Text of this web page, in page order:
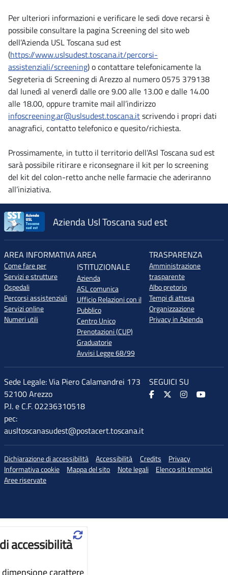
Per ulteriori informazioni e verificare le sedi dove recarsi è
possibile consultare la pagina Screening del sito web
dell’Azienda USL Toscana sud est
(https://www.uslsudest.toscana.it/percorsi-
assistenziali/screening) o contattare telefonicamente la
Segreteria di Screening di Arezzo al numero 0575 379138
dal lunedì al venerdì dalle ore 9.00 alle 13.00 e dalle 14.00
alle 18.00, oppure tramite mail all’indirizzo
infoscreening.ar@uslsudest.toscana.itscrivendo i propri dati
anagrafici, contatto telefonico e quesito/richiesta.
Prossimamente, in tutto il territorio dell’Asl Toscana sud est
sarà possibile ritirare e riconsegnare il kit per lo screening
del kit del colon-retto anche nelle farmacie che aderiranno
all’iniziativa.
Azienda Usl Toscana sud est
AREA INFORMATIVA
Come fare per
Servizi e strutture
Ospedali
Percorsi assistenziali
Servizi online
Numeri utili
AREA
ISTITUZIONALE
Azienda
ASL comunica
Ufficio Relazioni con il
Pubblico
Centro Unico
Prenotazioni (CUP)
Graduatorie
Avvisi Legge 68/99
TRASPARENZA
Amministrazione
trasparente
Albo pretorio
Tempi di attesa
Organizzazione
Privacy in Azienda
Sede Legale: Via Piero Calamandrei 173
52100 Arezzo
P.I. e C.F. 02236310518
pec:
ausltoscanasudest@postacert.toscana.it
SEGUICI SU
Dichiarazione di accessibilità Accessibilità Credits
Privacy
Informativa cookie
Mappa del sito Note legali
Elenco siti tematici
Aree riservate
accessibilità